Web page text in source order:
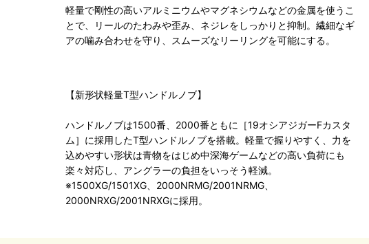
軽量で剛性の高いアルミニウムやマグネシウムなどの金属を使うこ
とで、リールのたわみや歪み、ネジレをしっかりと抑制。繊細なギ
アの噛み合わせを守り、スムーズなリーリングを可能にする。
【新形状軽量T型ハンドルノブ】
ハンドルノブは1500番、2000番ともに［19オシアジガーFカスタ
ム］に採用したT型ハンドルノブを搭載。軽量で握りやすく、力を
込めやすい形状は青物をはじめ中深海ゲームなどの高い負荷にも
楽々対応し、アングラーの負担をいっそう軽減。
※1500XG/1501XG、2000NRMG/2001NRMG、
2000NRXG/2001NRXGに採用。